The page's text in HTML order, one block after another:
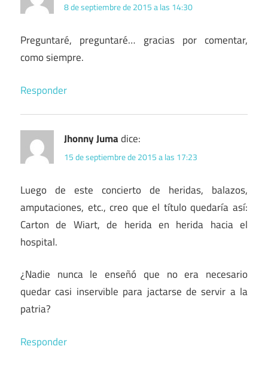
8 de septiembre de 2015 a las 14:30
Preguntaré, preguntaré… gracias por comentar,
como siempre.
Responder
Jhonny Jumadice:
15 de septiembre de 2015 a las 17:23
Luego de este concierto de heridas, balazos,
amputaciones, etc., creo que el título quedaría así:
Carton de Wiart, de herida en herida hacia el
hospital.
¿Nadie nunca le enseñó que no era necesario
quedar casi inservible para jactarse de servir a la
patria?
Responder